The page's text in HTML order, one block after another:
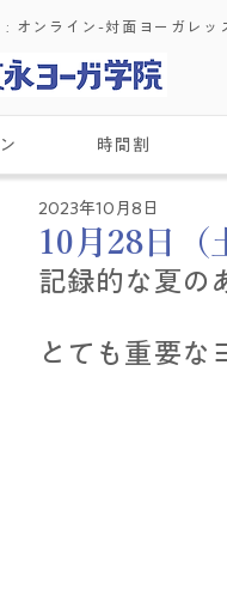
: ​オンライン-対面ヨーガレッ
時間割
10月28日（
2023年10月8日
記録的な夏の
とても重要な